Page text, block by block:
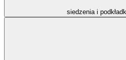
siedzenia i